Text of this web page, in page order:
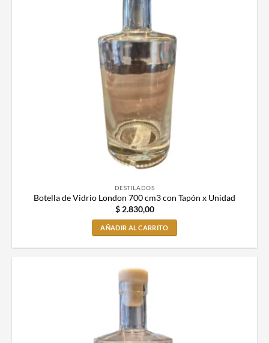
DESTILADOS
Botella de Vidrio London 700 cm3 con Tapón x Unidad
$2.830,00
AÑADIR AL CARRITO